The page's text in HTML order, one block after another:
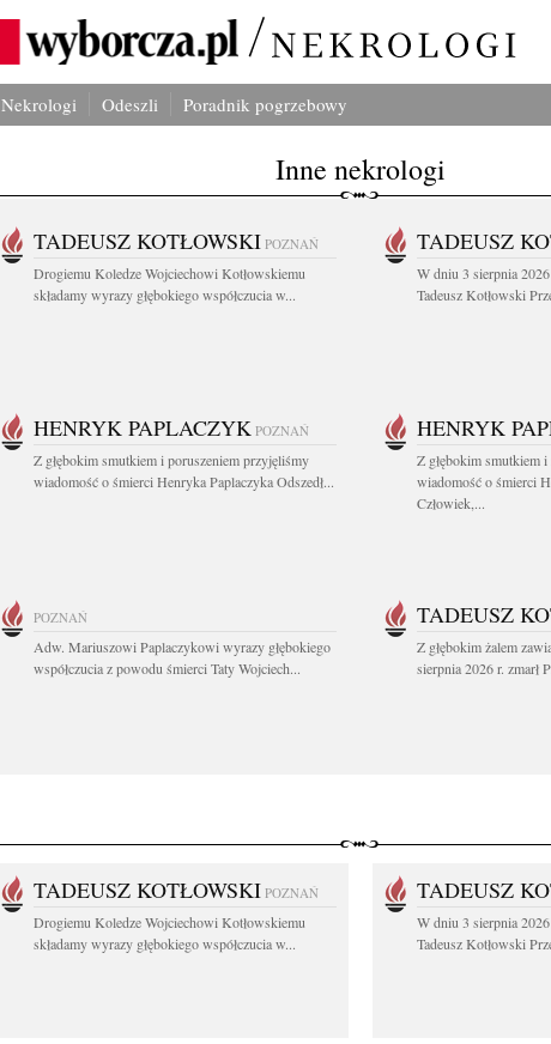
Nekrologi Odeszli Poradnik pogrzebowy
Inne nekrologi
TADEUSZ KOTŁOWSKI POZNAŃ
Drogiemu Koledze Wojciechowi Kotłowskiemu
składamy wyrazy głębokiego współczucia w...
TADEUSZ
W dniu 3 sierpnia
Tadeusz Kotłowski
HENRYK PAPLACZYK POZNAŃ
Z głębokim smutkiem i poruszeniem przyjęliśmy
wiadomość o śmierci Henryka Paplaczyka Odszedł...
HENRYK
Z głębokim smutkiem
wiadomość o śmierci
Człowiek,...
POZNAŃ
Adw. Mariuszowi Paplaczykowi wyrazy głębokiego
współczucia z powodu śmierci Taty Wojciech...
TADEUSZ
Z głębokim żalem
sierpnia 2026 r. zmarł
TADEUSZ KOTŁOWSKI POZNAŃ
Drogiemu Koledze Wojciechowi Kotłowskiemu
składamy wyrazy głębokiego współczucia w...
TADEUSZ
W dniu 3 sierpnia
Tadeusz Kotłowski